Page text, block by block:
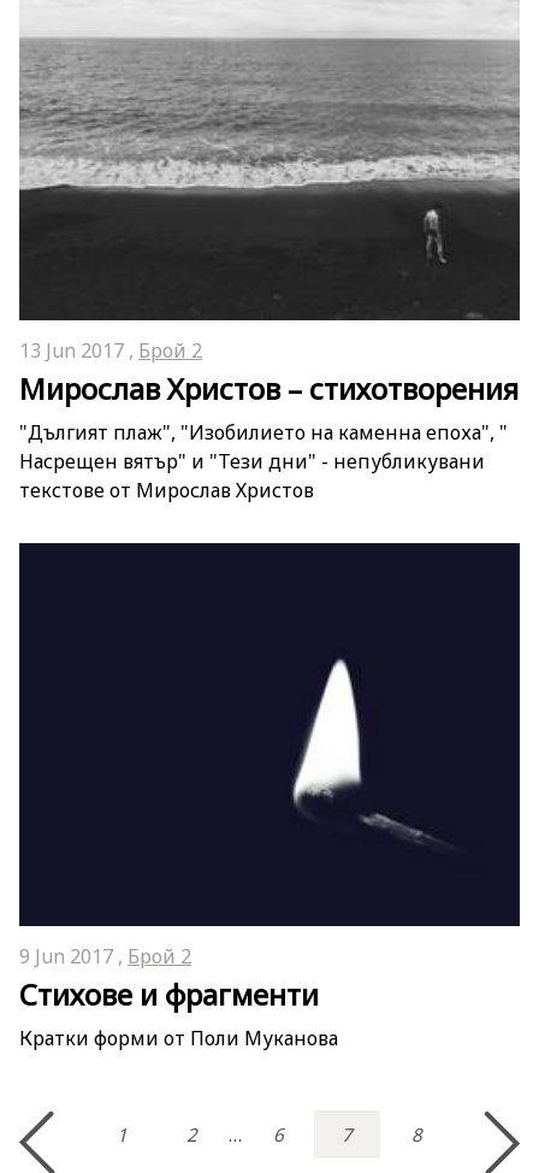
13 Jun 2017 , Брой 2
Мирослав Христов – стихотворения
"Дългият плаж", "Изобилието на каменна епоха", "
Насрещен вятър" и "Тези дни" - непубликувани
текстове от Мирослав Христов
9 Jun 2017 , Брой 2
Стихове и фрагменти
Кратки форми от Поли Муканова
1 2 … 6 7 8